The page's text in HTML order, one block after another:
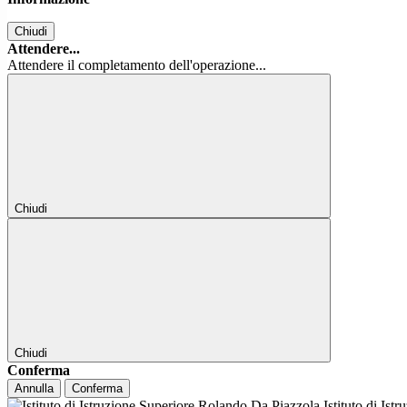
Chiudi
Attendere...
Attendere il completamento dell'operazione...
Chiudi
Chiudi
Conferma
Annulla Conferma